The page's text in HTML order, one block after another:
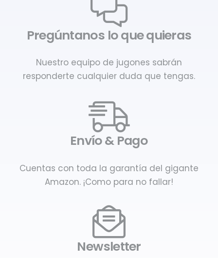
Pregúntanos lo que quieras
Nuestro equipo de jugones sabrán
responderte cualquier duda que tengas.
Envío & Pago
Cuentas con toda la garantía del gigante
Amazon. ¡Como para no fallar!
Newsletter